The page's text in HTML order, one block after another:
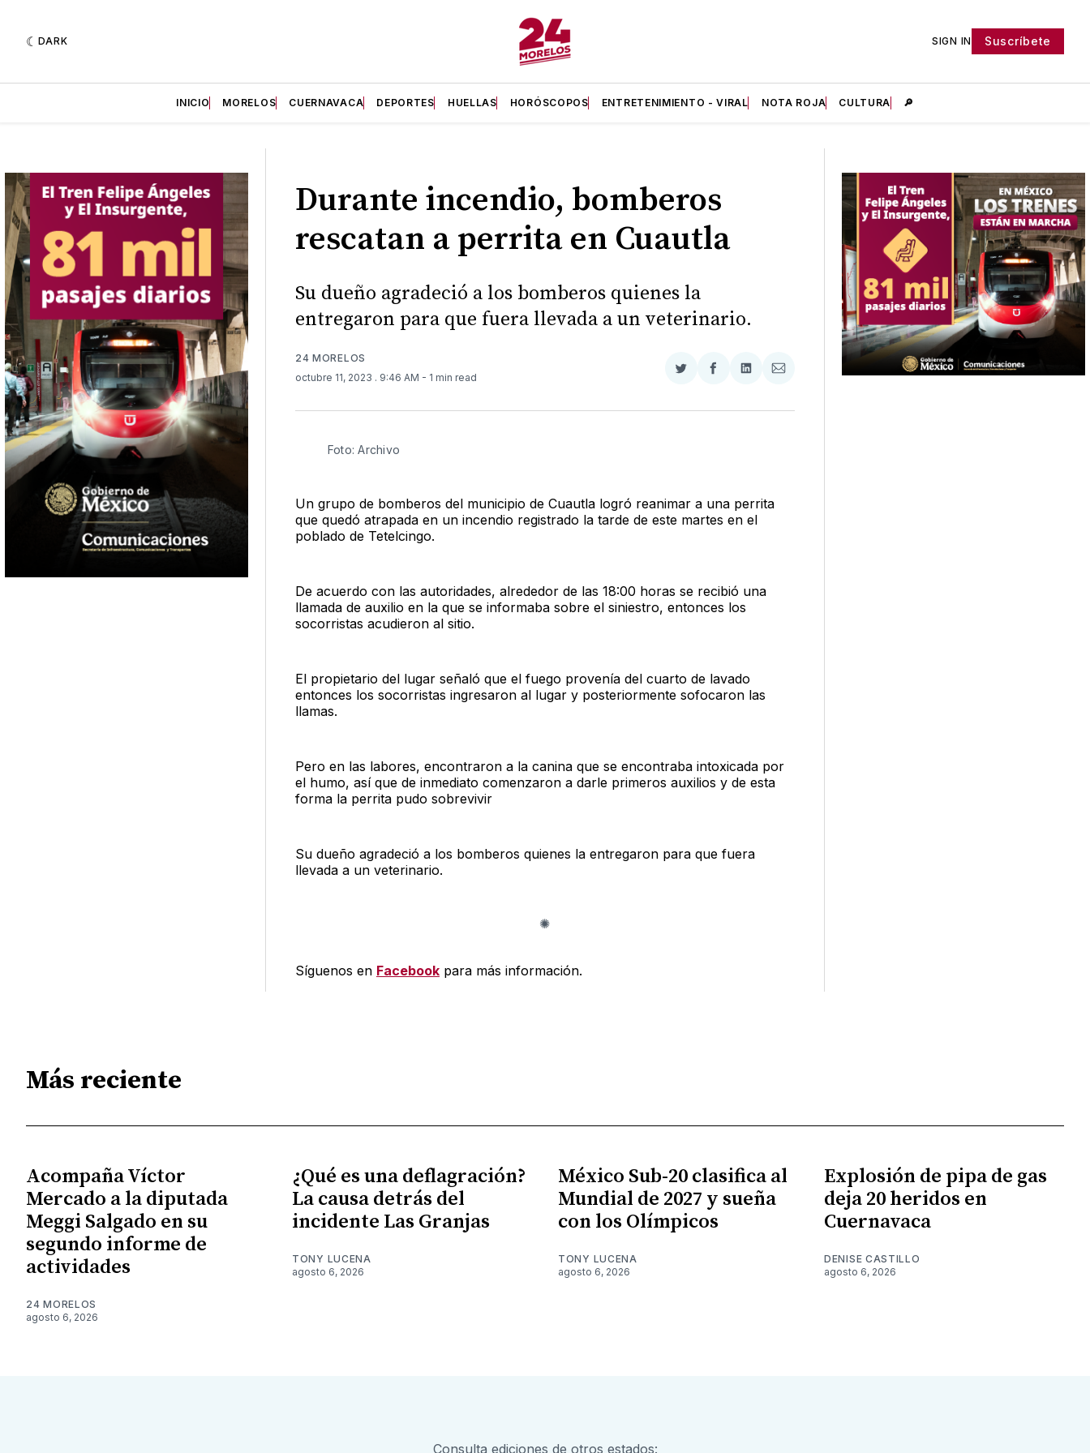
DARK SIGN IN Suscríbete
INICIO MORELOS CUERNAVACA DEPORTES HUELLAS HORÓSCOPOS ENTRETENIMIENTO - VIRAL NOTA ROJA CULTURA 🔎
Durante incendio, bomberos
rescatan a perrita en Cuautla
Su dueño agradeció a los bomberos quienes la
entregaron para que fuera llevada a un veterinario.
24 MORELOS
octubre 11, 2023 . 9:46 AM - 1 min read
Compartir
Twitter
Compartir
Facebook
Compartir
LinkedIn
Compartir
Email
Foto: Archivo
Un grupo de bomberos del municipio de Cuautla logró reanimar a una perrita
que quedó atrapada en un incendio registrado la tarde de este martes en el
poblado de Tetelcingo.
De acuerdo con las autoridades, alrededor de las 18:00 horas se recibió una
llamada de auxilio en la que se informaba sobre el siniestro, entonces los
socorristas acudieron al sitio.
El propietario del lugar señaló que el fuego provenía del cuarto de lavado
entonces los socorristas ingresaron al lugar y posteriormente sofocaron las
llamas.
Pero en las labores, encontraron a la canina que se encontraba intoxicada por
el humo, así que de inmediato comenzaron a darle primeros auxilios y de esta
forma la perrita pudo sobrevivir
Su dueño agradeció a los bomberos quienes la entregaron para que fuera
llevada a un veterinario.
Síguenos en Facebookpara más información.
Más reciente
Acompaña Víctor
Mercado a la diputada
Meggi Salgado en su
segundo informe de
actividades
24 MORELOS
agosto 6, 2026
¿Qué es una deflagración?
La causa detrás del
incidente Las Granjas
TONY LUCENA
agosto 6, 2026
México Sub-20 clasifica al
Mundial de 2027 y sueña
con los Olímpicos
TONY LUCENA
agosto 6, 2026
Explosión de pipa de gas
deja 20 heridos en
Cuernavaca
DENISE CASTILLO
agosto 6, 2026
Consulta ediciones de otros estados: